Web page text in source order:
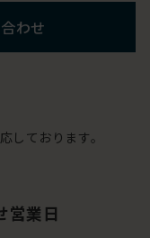
わせ
ております。
営業日